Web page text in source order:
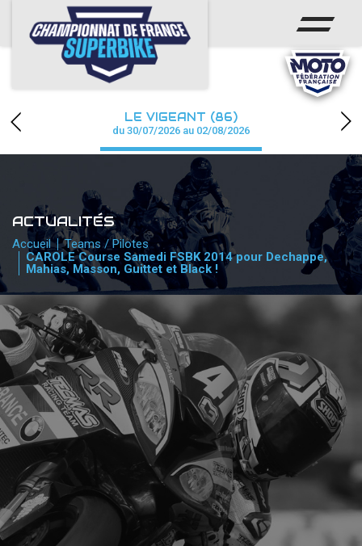
ACCUEIL
CHAMPIONNAT
CALENDRIER
PHOTOS / WEB TV
PARTENAIRES
PRESSE
PRESSE
accéder à la billetterie
LE VIGEANT (86)
du 30/07/2026 au 02/08/2026
ACTUALITÉS
Accueil
Teams / Pilotes
CAROLE Course Samedi FSBK 2014 pour Dechappe,
Mahias, Masson, Guittet et Black !